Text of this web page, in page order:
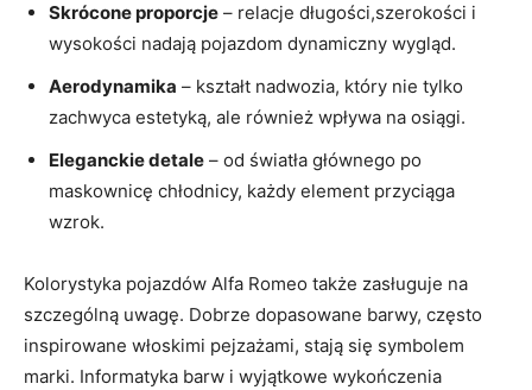
Skrócone proporcje –​ relacje⁣ długości,szerokości⁢ i
wysokości nadają pojazdom dynamiczny wygląd.
Aerodynamika – ⁤kształt nadwozia, który nie ‌tylko⁢
zachwyca estetyką, ​ale również wpływa na osiągi.
Eleganckie detale – od światła głównego po
maskownicę chłodnicy, każdy⁤ element przyciąga
wzrok.
Kolorystyka pojazdów Alfa Romeo⁤ także ⁢zasługuje na
szczególną uwagę. Dobrze dopasowane barwy,​ często
inspirowane włoskimi pejzażami,⁤ stają ‌się ‍symbolem
marki. Informatyka barw i wyjątkowe wykończenia